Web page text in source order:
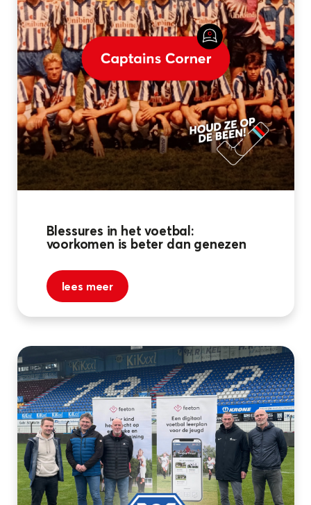
Blessures in het voetbal:
voorkomen is beter dan genezen
lees meer